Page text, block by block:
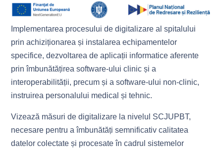
Implementarea procesului de digitalizare al spitalului
prin achiziționarea și instalarea echipamentelor
specifice, dezvoltarea de aplicații informatice aferente
prin îmbunătățirea software-ului clinic și a
interoperabilității, precum și a software-ului non-clinic,
instruirea personalului medical și tehnic.
Vizează măsuri de digitalizare la nivelul SCJUPBT,
necesare pentru a îmbunătăți semnificativ calitatea
datelor colectate și procesate în cadrul sistemelor